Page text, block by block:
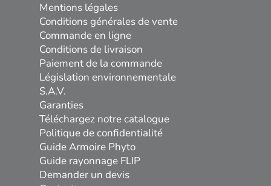
Mentions légales
Conditions générales de vente
Commande en ligne
Conditions de livraison
Paiement de la commande
Législation environnementale
S.A.V.
Garanties
Téléchargez notre catalogue
Politique de confidentialité
Guide Armoire Phyto
Guide rayonnage FLIP
Demander un devis